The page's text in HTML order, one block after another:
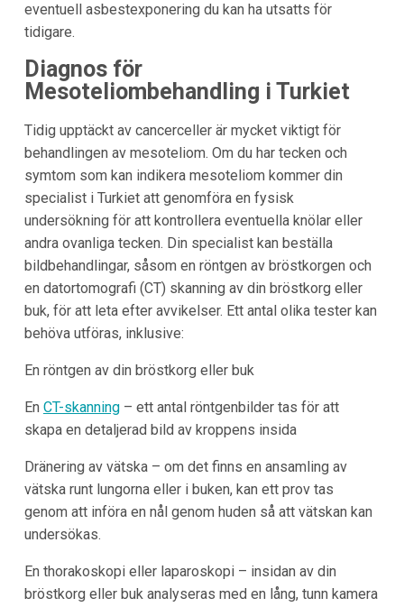
eventuell asbestexponering du kan ha utsatts för
tidigare.
Diagnos för
Mesoteliombehandling i Turkiet
Tidig upptäckt av cancerceller är mycket viktigt för
behandlingen av mesoteliom. Om du har tecken och
symtom som kan indikera mesoteliom kommer din
specialist i Turkiet att genomföra en fysisk
undersökning för att kontrollera eventuella knölar eller
andra ovanliga tecken. Din specialist kan beställa
bildbehandlingar, såsom en röntgen av bröstkorgen och
en datortomografi (CT) skanning av din bröstkorg eller
buk, för att leta efter avvikelser. Ett antal olika tester kan
behöva utföras, inklusive:
En röntgen av din bröstkorg eller buk
En CT-skanning– ett antal röntgenbilder tas för att
skapa en detaljerad bild av kroppens insida
Dränering av vätska – om det finns en ansamling av
vätska runt lungorna eller i buken, kan ett prov tas
genom att införa en nål genom huden så att vätskan kan
undersökas.
En thorakoskopi eller laparoskopi – insidan av din
bröstkorg eller buk analyseras med en lång, tunn kamera